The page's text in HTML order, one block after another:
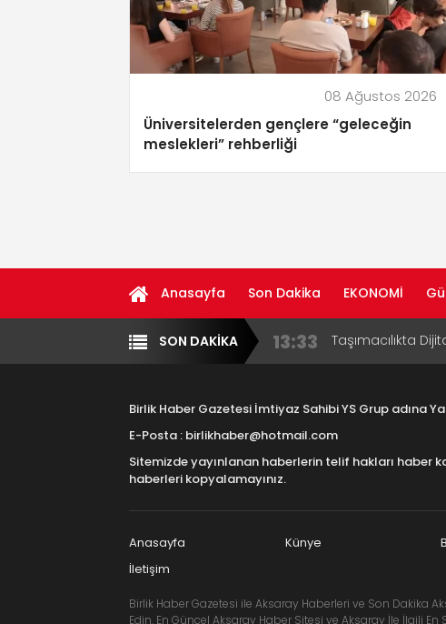
08 Ağustos 2026
Üniversitelerden gençlere “geleceğin
meslekleri” rehberliği
Anasayfa Son Dakika EKONOMİ
Yazarlar Diğer
SON DAKİKA 13:33 Taşımacılıkta
Çocuklara Bıraktı
16:00 Aksaray Esnaf
8:23
Birlikhaber.com
Birlik Haber Gazetesi İmtiyaz Sahibi YS Grup adına
E-Posta : birlikhaber@hotmail.com
Sitemizde yayınlanan haberlerin telif hakları haber
haberleri kopyalamayınız.
Anasayfa Künye
İletişim
Birlik Haber Gazetesi ile Aksaray Haberleri ve Son Dakika
Edin. En Güncel Aksaray Haber Sitesi ve Aksaray İle İlgili En